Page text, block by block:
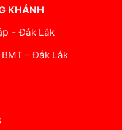
KHÁNH
-Đắk Lắk
BMT – Đắk Lắk